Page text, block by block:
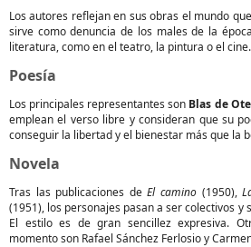
Los autores reflejan en sus obras el mundo
sirve como denuncia de los males de la
literatura, como en el teatro, la pintura o el cine.
Poesía
Los principales representantes son Blas de
emplean el verso libre y consideran que su
conseguir la libertad y el bienestar más que la
Novela
Tras las publicaciones deEl camino(1950),
(1951), los personajes pasan a ser colectivos y
El estilo es de gran sencillez expresiva.
momento son Rafael Sánchez Ferlosio y